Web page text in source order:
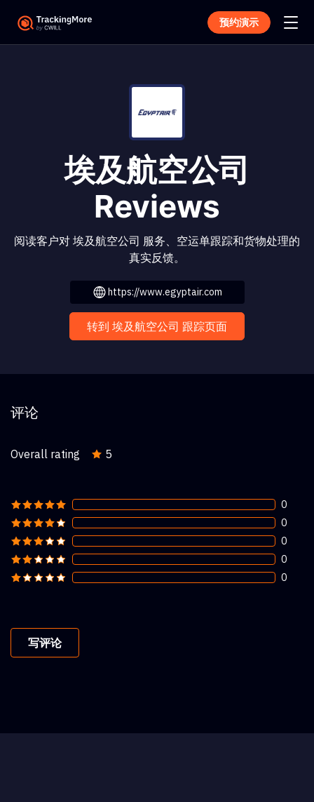
预约演示
埃及航空公司
Reviews
阅读客户对 埃及航空公司 服务、空运单跟踪和货物处理的
真实反馈。
https://www.egyptair.com
转到 埃及航空公司 跟踪页面
评论
Overall rating 5
0
0
0
0
0
写评论